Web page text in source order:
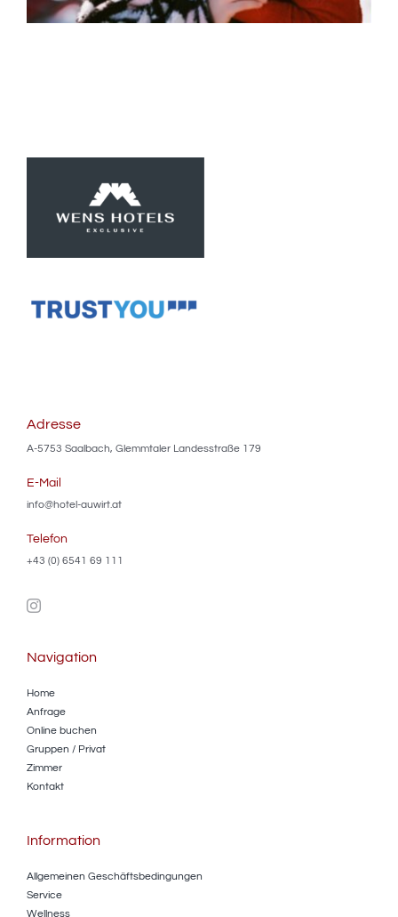
Adresse
A-5753 Saalbach, Glemmtaler Landesstraße 179
E-Mail
info@hotel-auwirt.at
Telefon
+43 (0) 6541 69 111
Navigation
Home
Anfrage
Online buchen
Gruppen / Privat
Zimmer
Kontakt
Information
Allgemeinen Geschäftsbedingungen
Service
Wellness